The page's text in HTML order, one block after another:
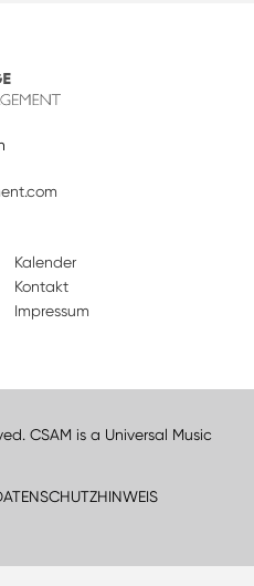
Kalender
Kontakt
Impressum
CSAM is a Universal Music